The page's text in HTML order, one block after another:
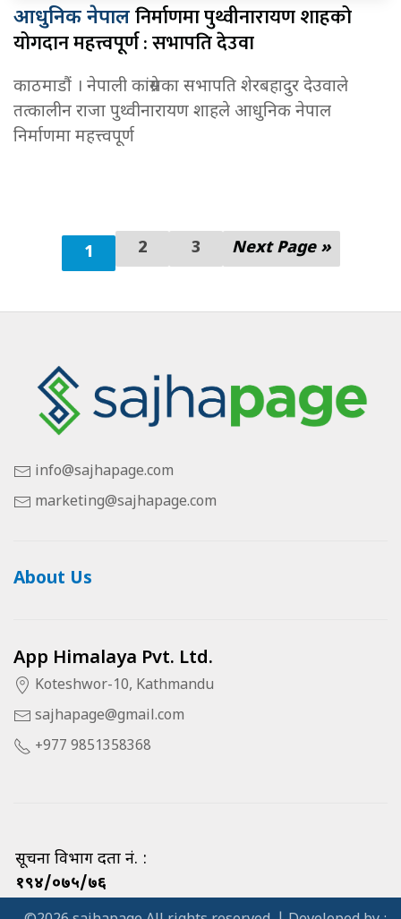
आधुनिक नेपाल निर्माणमा पुथ्वीनारायण शाहको
योगदान महत्त्वपूर्ण : सभापति देउवा
काठमाडौं । नेपाली कांग्रेसका सभापति शेरबहादुर देउवाले
तत्कालीन राजा पुथ्वीनारायण शाहले आधुनिक नेपाल
निर्माणमा महत्त्वपूर्ण
1 2 3 Next Page »
info@sajhapage.com
marketing@sajhapage.com
About Us
App Himalaya Pvt. Ltd.
Koteshwor-10, Kathmandu
sajhapage@gmail.com
+977 9851358368
सूचना विभाग दर्ता नं. :
१९४/०७५/७६